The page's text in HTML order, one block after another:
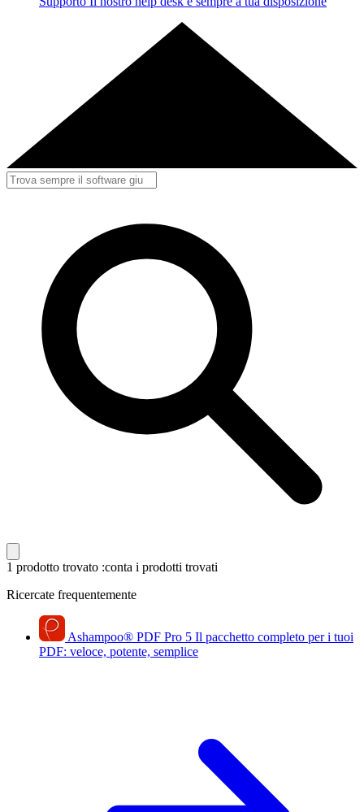
1 prodotto trovato :conta i prodotti trovati
Ricercate frequentemente
Ashampoo® PDF Pro 5 Il pacchetto completo per i tuoi
PDF: veloce, potente, semplice